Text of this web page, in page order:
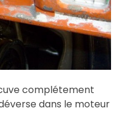
complétement
dans le moteur